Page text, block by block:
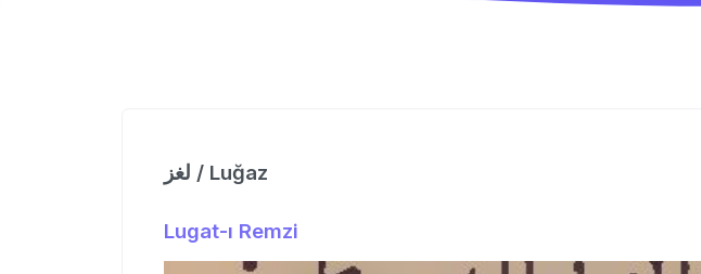
لغز / Luğaz
Lugat-ı Remzi